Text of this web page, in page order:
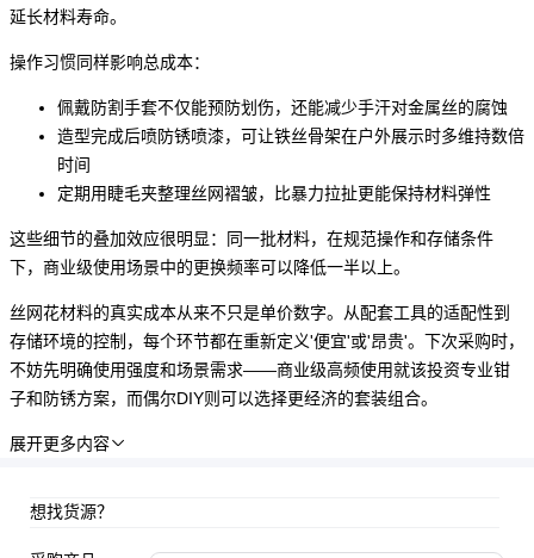
延长材料寿命。
操作习惯同样影响总成本：
佩戴防割手套不仅能预防划伤，还能减少手汗对金属丝的腐蚀
造型完成后喷防锈喷漆，可让铁丝骨架在户外展示时多维持数倍
时间
定期用睫毛夹整理丝网褶皱，比暴力拉扯更能保持材料弹性
这些细节的叠加效应很明显：同一批材料，在规范操作和存储条件
下，商业级使用场景中的更换频率可以降低一半以上。
丝网花材料的真实成本从来不只是单价数字。从配套工具的适配性到
存储环境的控制，每个环节都在重新定义'便宜'或'昂贵'。下次采购时，
不妨先明确使用强度和场景需求——商业级高频使用就该投资专业钳
子和防锈方案，而偶尔DIY则可以选择更经济的套装组合。
展开更多内容
想找货源？